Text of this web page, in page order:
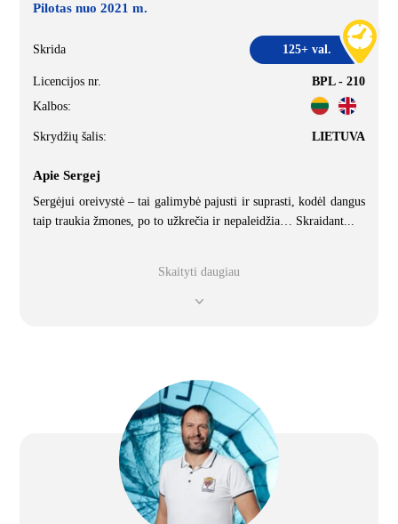
Pilotas nuo 2021 m.
Skrida 125+ val.
Licencijos nr.
BPL - 210
Kalbos:
Skrydžių šalis: LIETUVA
Apie Sergej
Sergėjui oreivystė – tai galimybė pajusti ir suprasti, kodėl dangus
taip traukia žmones, po to užkrečia ir nepaleidžia… Skraidant...
Skaityti daugiau